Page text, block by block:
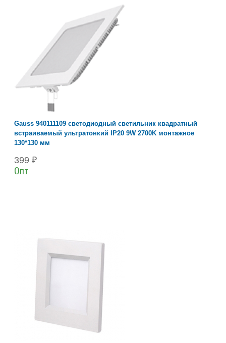
Gauss 940111109 светодиодный светильник квадратный
встраиваемый ультратонкий IP20 9W 2700K монтажное
130*130 мм
399 ₽
Опт